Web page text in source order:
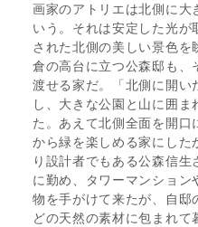
画家のアトリエは北側に大
いう。それは安定した光が
された北側の美しい景色
倉の高台に立つ公森邸も、
渡せる家だ。「北側に開い
し、大きな公園と山に囲
た。あえて北側全面を開
から緑を楽しめる家にした
り設計者でもある公森信
に勤め、タワーマンション
物を手がけて来たが、自邸
どの天然の素材に包まれ